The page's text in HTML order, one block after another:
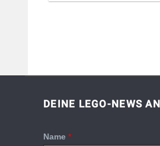
DEINE LEGO-NEWS
Name *